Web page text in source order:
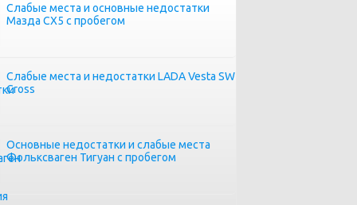
Слабые места и основные недостатки
Мазда СХ5 с пробегом
Слабые места и недостатки LADA Vesta SW
Cross
Основные недостатки и слабые места
Фольксваген Тигуан с пробегом